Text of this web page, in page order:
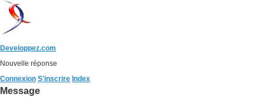
Developpez.com
Nouvelle réponse
Connexion S'inscrire Index
Message